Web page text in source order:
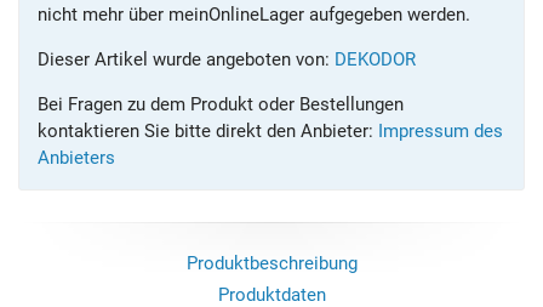
nicht mehr über meinOnlineLager aufgegeben werden.
Dieser Artikel wurde angeboten von: DEKODOR
Bei Fragen zu dem Produkt oder Bestellungen
kontaktieren Sie bitte direkt den Anbieter: Impressum des
Anbieters
Produktbeschreibung
Produktdaten